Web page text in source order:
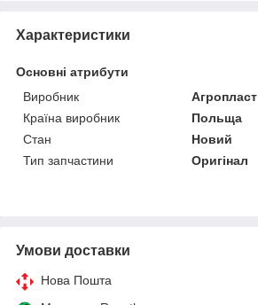
Характеристики
Основні атрибути
Виробник
Агропласт
Країна виробник
Польща
Стан
Новий
Тип запчастини
Оригінал
Умови доставки
Нова Пошта